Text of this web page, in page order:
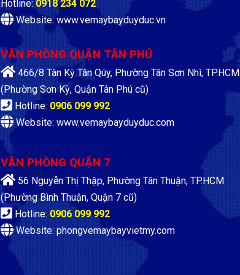
Hotline: 0918 234 072
Website: www.vemaybayduyduc.vn
VĂN PHÒNG QUẬN TÂN PHÚ
466/8 Tân Kỳ Tân Qúy, Phường Tân Sơn Nhì, TP.HCM
(Phường Sơn Kỳ, Quận Tân Phú cũ)
Hotline: 0906 099 992
Website: www.vemaybayduyduc.com
VĂN PHÒNG QUẬN 7
56 Nguyễn Thị Thập, Phường Tân Thuận, TP.HCM
(Phường Bình Thuận, Quận 7 cũ)
Hotline: 0906 099 992
Website: phongvemaybayvietmy.com